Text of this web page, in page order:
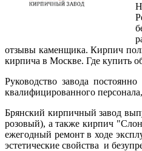
отзывы каменщика. Кирпич
кирпича в Москве. Где купить
Руководство завода
квалифицированного
Брянский кирпичный завод
розовый), а также кирпич
ежегодный ремонт в ходе
эстетические свойства и